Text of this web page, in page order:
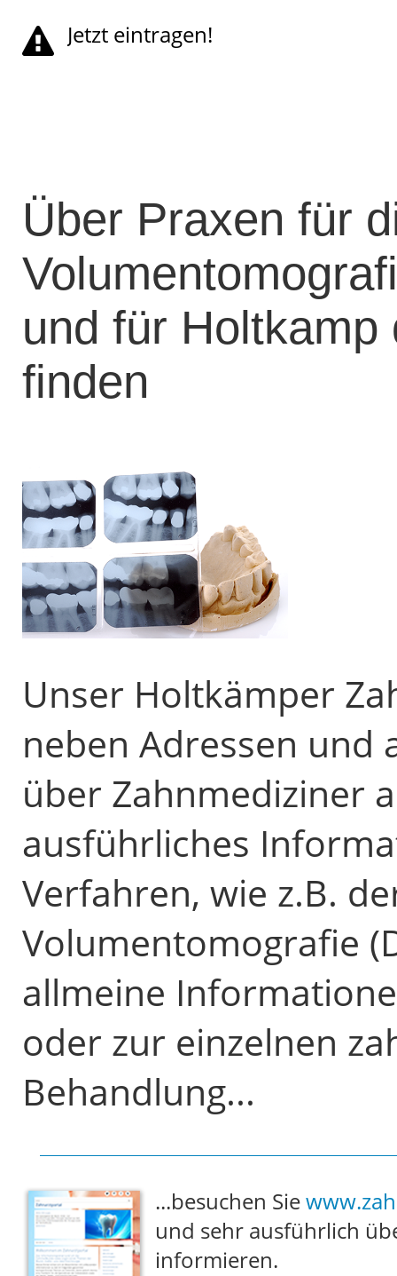
Jetzt eintragen!
Über Praxen für
und für
finden
Unser Holtkämper
neben Adressen
über Zahnmediziner
ausführliches
Verfahren, wie z.B.
Volumentomografie
allmeine
oder zur einzelnen
Behandlung...
...besuchen Sie
und sehr ausführlich
informieren.